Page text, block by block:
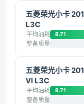
五菱荣光小卡
L3C
平均油耗 8.71
整备质量
五菱荣光小卡
VI L3C
平均油耗 8.71
整备质量